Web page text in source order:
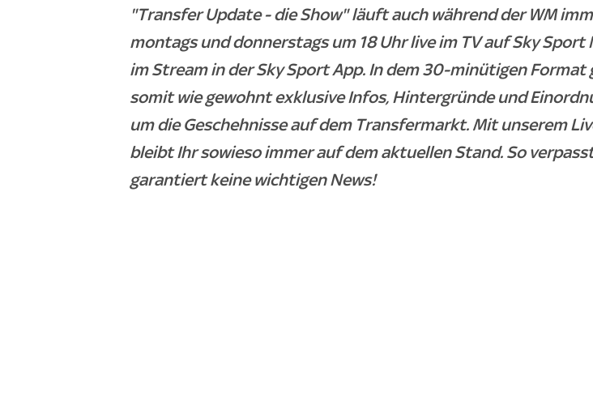
"Transfer Update - die Show" läuft auch während der WM
montags und donnerstags um 18 Uhr live im TV auf Sky Sport
im Stream in der Sky Sport App. In dem 30-minütigen Format
somit wie gewohnt exklusive Infos, Hintergründe und
um die Geschehnisse auf dem Transfermarkt. Mit unserem
bleibt Ihr sowieso immer auf dem aktuellen Stand. So
garantiert keine wichtigen News!